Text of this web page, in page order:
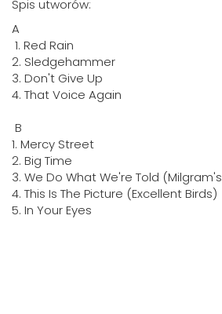
Spis utworów:
A
1. Red Rain
2. Sledgehammer
3. Don't Give Up
4. That Voice Again
B
1. Mercy Street
2. Big Time
3. We Do What We're Told
4. This Is The Picture (Excellent Birds)
5. In Your Eyes